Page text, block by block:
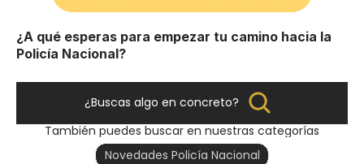
¿A qué esperas para empezar tu camino hacia la
Policía Nacional?
¿Buscas algo en concreto?
También puedes buscar en nuestras categorías
Novedades Policía Nacional